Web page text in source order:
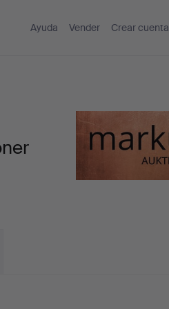
Ayuda Vender Crear cuenta